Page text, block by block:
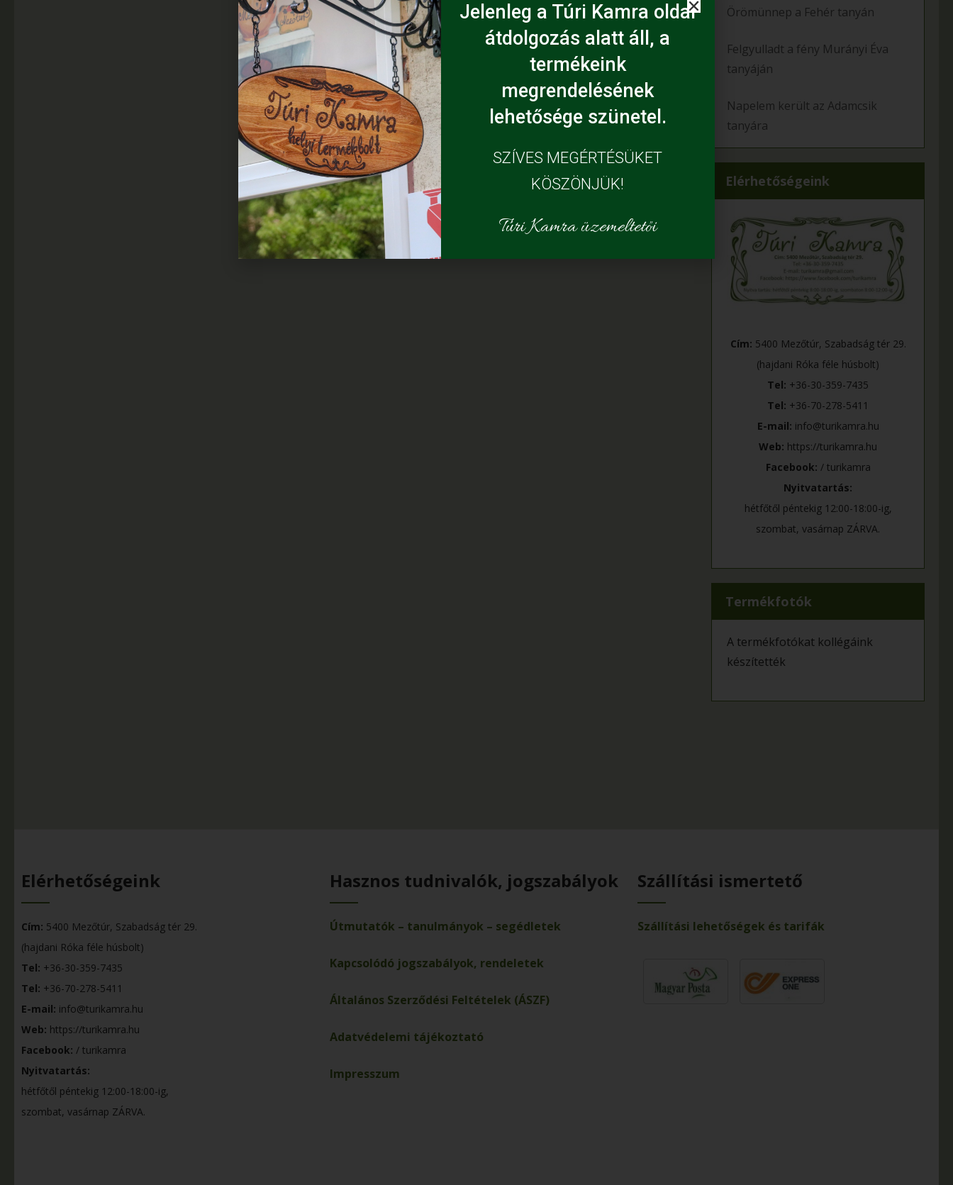
Örömünnep a Fehér tanyán
Felgyulladt a fény Murányi Éva
tanyáján
Napelem került az Adamcsik
tanyára
Elérhetőségeink
Cím: 5400 Mezőtúr, Szabadság tér 29.
(hajdani Róka féle húsbolt)
Tel: +36-30-359-7435
Tel: +36-70-278-5411
E-mail: info@turikamra.hu
Web: https://turikamra.hu
Facebook: / turikamra
Nyitvatartás:
hétfőtől péntekig 12:00-18:00-ig,
szombat, vasárnap ZÁRVA.
Termékfotók
A termékfotókat kollégáink
készítették
Elérhetőségeink
Cím: 5400 Mezőtúr, Szabadság tér 29.
(hajdani Róka féle húsbolt)
Tel: +36-30-359-7435
Tel: +36-70-278-5411
E-mail: info@turikamra.hu
Web: https://turikamra.hu
Facebook: / turikamra
Nyitvatartás:
hétfőtől péntekig 12:00-18:00-ig,
szombat, vasárnap ZÁRVA.
Hasznos tudnivalók, jogszabályok
Útmutatók – tanulmányok – segédletek
Kapcsolódó jogszabályok, rendeletek
Általános Szerződési Feltételek (ÁSZF)
Adatvédelemi tájékoztató
Impresszum
Szállítási ismertető
Szállítási lehetőségek és tarifák
Jelenleg a Túri Kamra oldal
átdolgozás alatt áll, a
termékeink
megrendelésének
lehetősége szünetel.
SZÍVES MEGÉRTÉSÜKET
KÖSZÖNJÜK!
Túri Kamra üzemeltetői